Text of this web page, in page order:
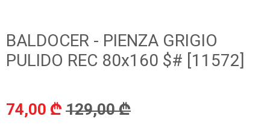
BALDOCER - PIENZA GRIGIO
PULIDO REC 80x160 $# [11572]
74,00 ₾ 129,00 ₾